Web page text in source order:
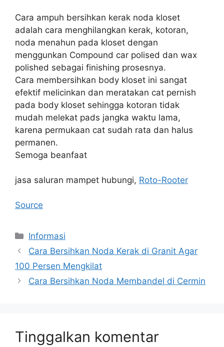
Cara ampuh bersihkan kerak noda kloset
adalah cara menghilangkan kerak, kotoran,
noda menahun pada kloset dengan
menggunkan Compound car polised dan wax
polished sebagai finishing prosesnya.
Cara membersihkan body kloset ini sangat
efektif melicinkan dan meratakan cat pernish
pada body kloset sehingga kotoran tidak
mudah melekat pads jangka waktu lama,
karena permukaan cat sudah rata dan halus
permanen.
Semoga beanfaat
jasa saluran mampet hubungi, Roto-Rooter
Source
Kategori
Informasi
Cara Bersihkan Noda Kerak di Granit Agar
100 Persen Mengkilat
Cara Bersihkan Noda Membandel di Cermin
Tinggalkan komentar